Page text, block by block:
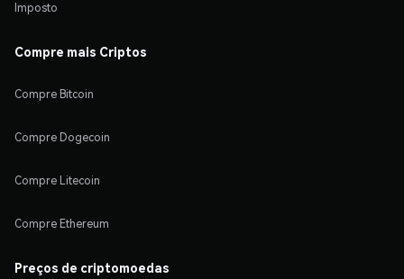
Imposto
Compre mais Criptos
Compre Bitcoin
Compre Dogecoin
Compre Litecoin
Compre Ethereum
Preços de criptomoedas